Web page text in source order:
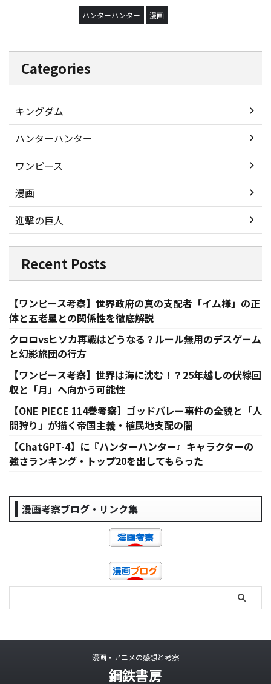
ハンターハンター 漫画
Categories
キングダム
ハンターハンター
ワンピース
漫画
進撃の巨人
Recent Posts
【ワンピース考察】世界政府の真の支配者「イム様」の正
体と五老星との関係性を徹底解説
クロロvsヒソカ再戦はどうなる？ルール無用のデスゲーム
と幻影旅団の行方
【ワンピース考察】世界は海に沈む！？25年越しの伏線回
収と「月」へ向かう可能性
【ONE PIECE 114巻考察】ゴッドバレー事件の全貌と「人
間狩り」が描く帝国主義・植民地支配の闇
【ChatGPT-4】に『ハンターハンター』キャラクターの
強さランキング・トップ20を出してもらった
漫画考察ブログ・リンク集
漫画・アニメの感想と考察
鋼鉄書房